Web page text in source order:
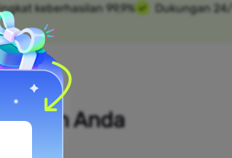
keberhasilan 99,9% Dukungan 24/7
Anda